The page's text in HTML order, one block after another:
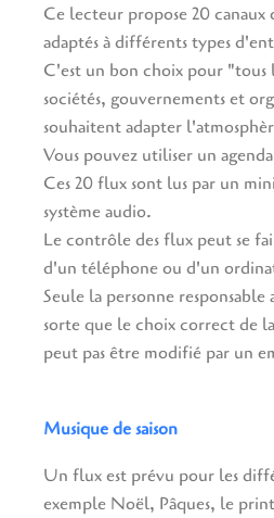
Ce lecteur propose 20
adaptés à différents types
C'est un bon choix pour "tous
sociétés, gouvernements et
souhaitent adapter
Vous pouvez utiliser un
Ces 20 flux sont lus par un
système audio.
Le contrôle des flux peut se
d'un téléphone ou d'un
Seule la personne
sorte que le choix correct de
peut pas être modifié par un
Musique de saison
Un flux est prévu pour les
exemple Noël, Pâques, le